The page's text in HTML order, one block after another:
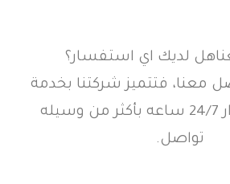
لديك اي استفسار؟
معنا، فتتميز شركتنا بخدمة
عملاء علي مدار 24/7 ساعه بأكثر من وسيله
تواصل.